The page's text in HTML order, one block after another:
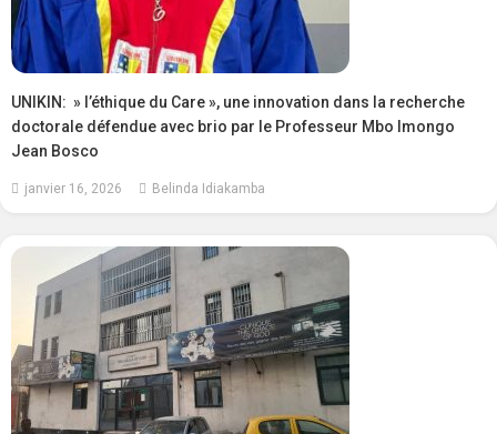
UNIKIN: » l’éthique du Care », une innovation dans la recherche
doctorale défendue avec brio par le Professeur Mbo Imongo
Jean Bosco
janvier 16, 2026 Belinda Idiakamba